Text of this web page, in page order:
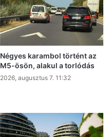
Négyes karambol történt az
M5-ösön, alakul a torlódás
2026, augusztus 7. 11:32